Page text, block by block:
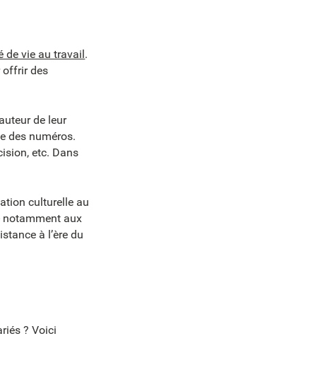
de vie au travail .
offrir des
de leur
des numéros.
etc. Dans
culturelle au
notamment aux
à l’ère du
? Voici